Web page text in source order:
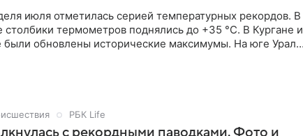
июля отметилась серией температурных рекордов. В
столбики термометров поднялись до +35 °C. В Кургане и
обновлены исторические максимумы. На юге Урала
РБК Life
с рекордными паводками. Фото и